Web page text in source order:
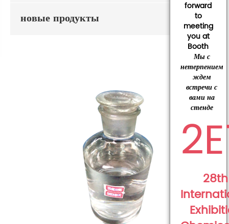
новые продукты
forward
to
meeting
you at
Booth
Мы с
нетерпением
ждем
встречи с
вами на
стенде
28th